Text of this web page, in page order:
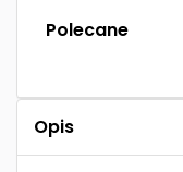
Polecane
Opis